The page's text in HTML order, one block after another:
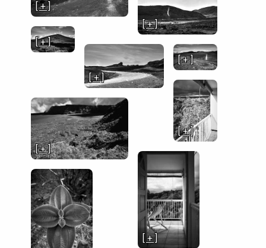
[ + ]
[ + ]
[ + ]
[ + ]
[ + ]
[ + ]
[ + ]
[ + ]